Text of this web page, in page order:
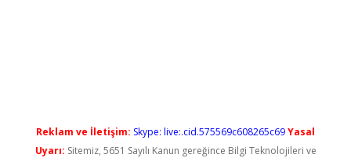
Reklam ve İletişim: Skype: live:.cid.575569c608265c69Yasal
Uyarı: Sitemiz, 5651 Sayılı Kanun gereğince Bilgi Teknolojileri ve